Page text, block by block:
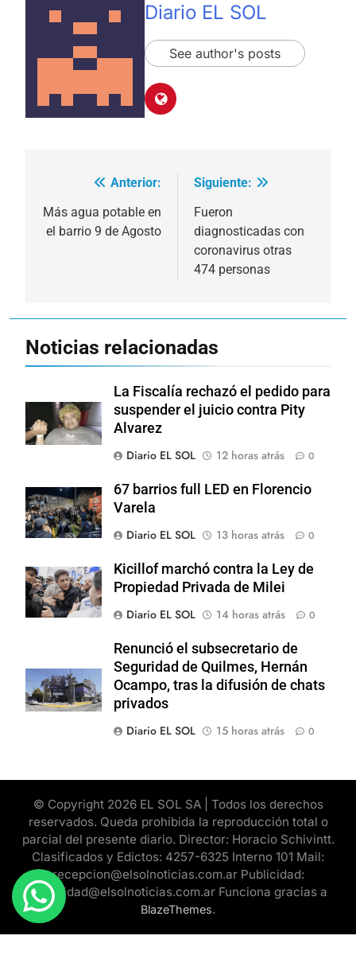
Diario EL SOL
See author's posts
Navegación
de
Anterior:
Más agua potable en
el barrio 9 de Agosto
Siguiente:
Fueron
diagnosticadas con
coronavirus otras
474 personas
Noticias relacionadas
La Fiscalía rechazó el pedido para
suspender el juicio contra Pity
Alvarez
Diario EL SOL
12 horas atrás 0
67 barrios full LED en Florencio
Varela
Diario EL SOL
13 horas atrás 0
Kicillof marchó contra la Ley de
Propiedad Privada de Milei
Diario EL SOL
14 horas atrás 0
Renunció el subsecretario de
Seguridad de Quilmes, Hernán
Ocampo, tras la difusión de chats
privados
Diario EL SOL
15 horas atrás 0
© Copyright 2026 EL SOL SA | Todos los derechos
reservados. Queda prohibida la reproducción total o
parcial del presente diario. Director: Horacio Schivintt.
Clasificados y Edictos: 4257-6325 Interno 101 Mail:
recepcion@elsolnoticias.com.ar Publicidad:
publicidad@elsolnoticias.com.ar Funciona gracias a
BlazeThemes.